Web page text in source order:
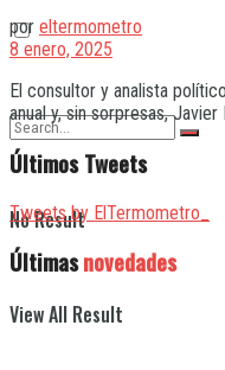
No Result
View All Result
por eltermometro
8 enero, 2025
El consultor y analista
anual y, sin sorpresas,
Últimos Tweets
Tweets by ElTermometro_
Últimasnovedades